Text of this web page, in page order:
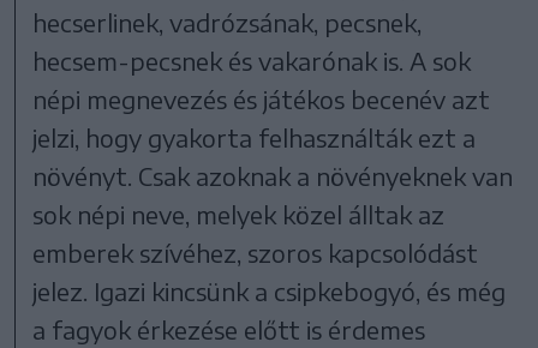
hecserlinek, vadrózsának, pecsnek,
hecsem-pecsnek és vakarónak is. A sok
népi megnevezés és játékos becenév azt
jelzi, hogy gyakorta felhasználták ezt a
növényt. Csak azoknak a növényeknek van
sok népi neve, melyek közel álltak az
emberek szívéhez, szoros kapcsolódást
jelez. Igazi kincsünk a csipkebogyó, és még
a fagyok érkezése előtt is érdemes